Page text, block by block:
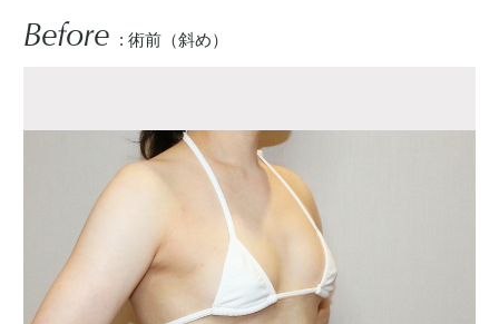
Before : 術前（斜め）